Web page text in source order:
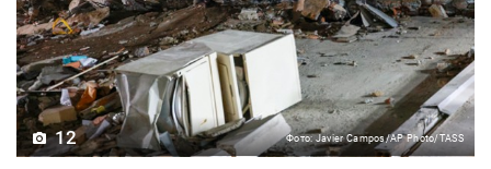
12 Фото: Javier Campos/AP Photo/TASS